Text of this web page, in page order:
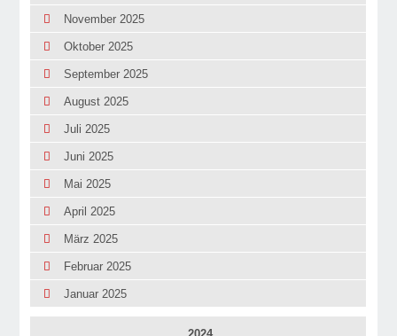
November 2025
Oktober 2025
September 2025
August 2025
Juli 2025
Juni 2025
Mai 2025
April 2025
März 2025
Februar 2025
Januar 2025